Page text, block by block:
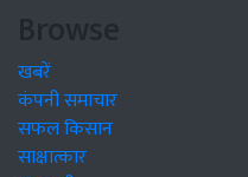
Browse
खबरें
कंपनी समाचार
सफल किसान
साक्षात्कार